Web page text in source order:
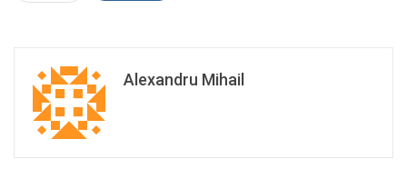
Alexandru Mihail